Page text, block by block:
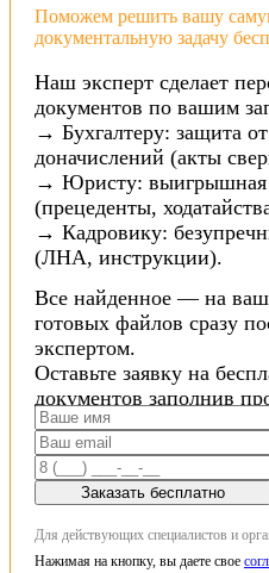
Поможем решить вашу
документальную задачу
Наш эксперт сделает
документов по вашим
→ Бухгалтеру: защита
доначислений (акты
→ Юристу: выигрышная
(прецеденты,
→ Кадровику:
(ЛНА, инструкции).
Все найденное — на
готовых файлов сразу
экспертом.
Оставьте заявку на
документов заполнив
Заказать бесплатно
Для действующих специалистов и
Нажимая на кнопку, вы даете свое